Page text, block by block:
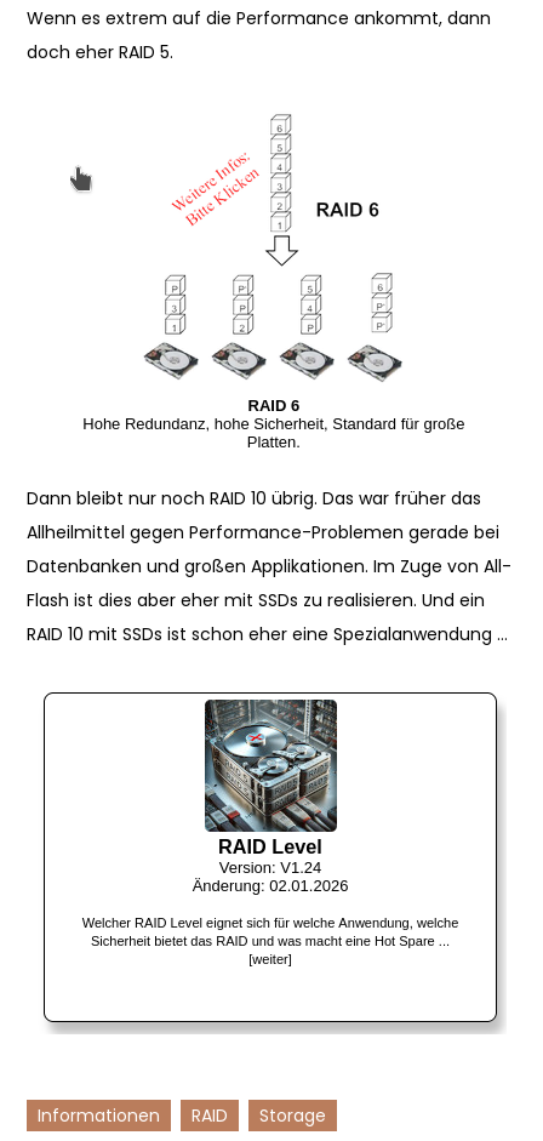
Wenn es extrem auf die Performance ankommt, dann
doch eher RAID 5.
Dann bleibt nur noch RAID 10 übrig. Das war früher das
Allheilmittel gegen Performance-Problemen gerade bei
Datenbanken und großen Applikationen. Im Zuge von All-
Flash ist dies aber eher mit SSDs zu realisieren. Und ein
RAID 10 mit SSDs ist schon eher eine Spezialanwendung …
Informationen RAID Storage